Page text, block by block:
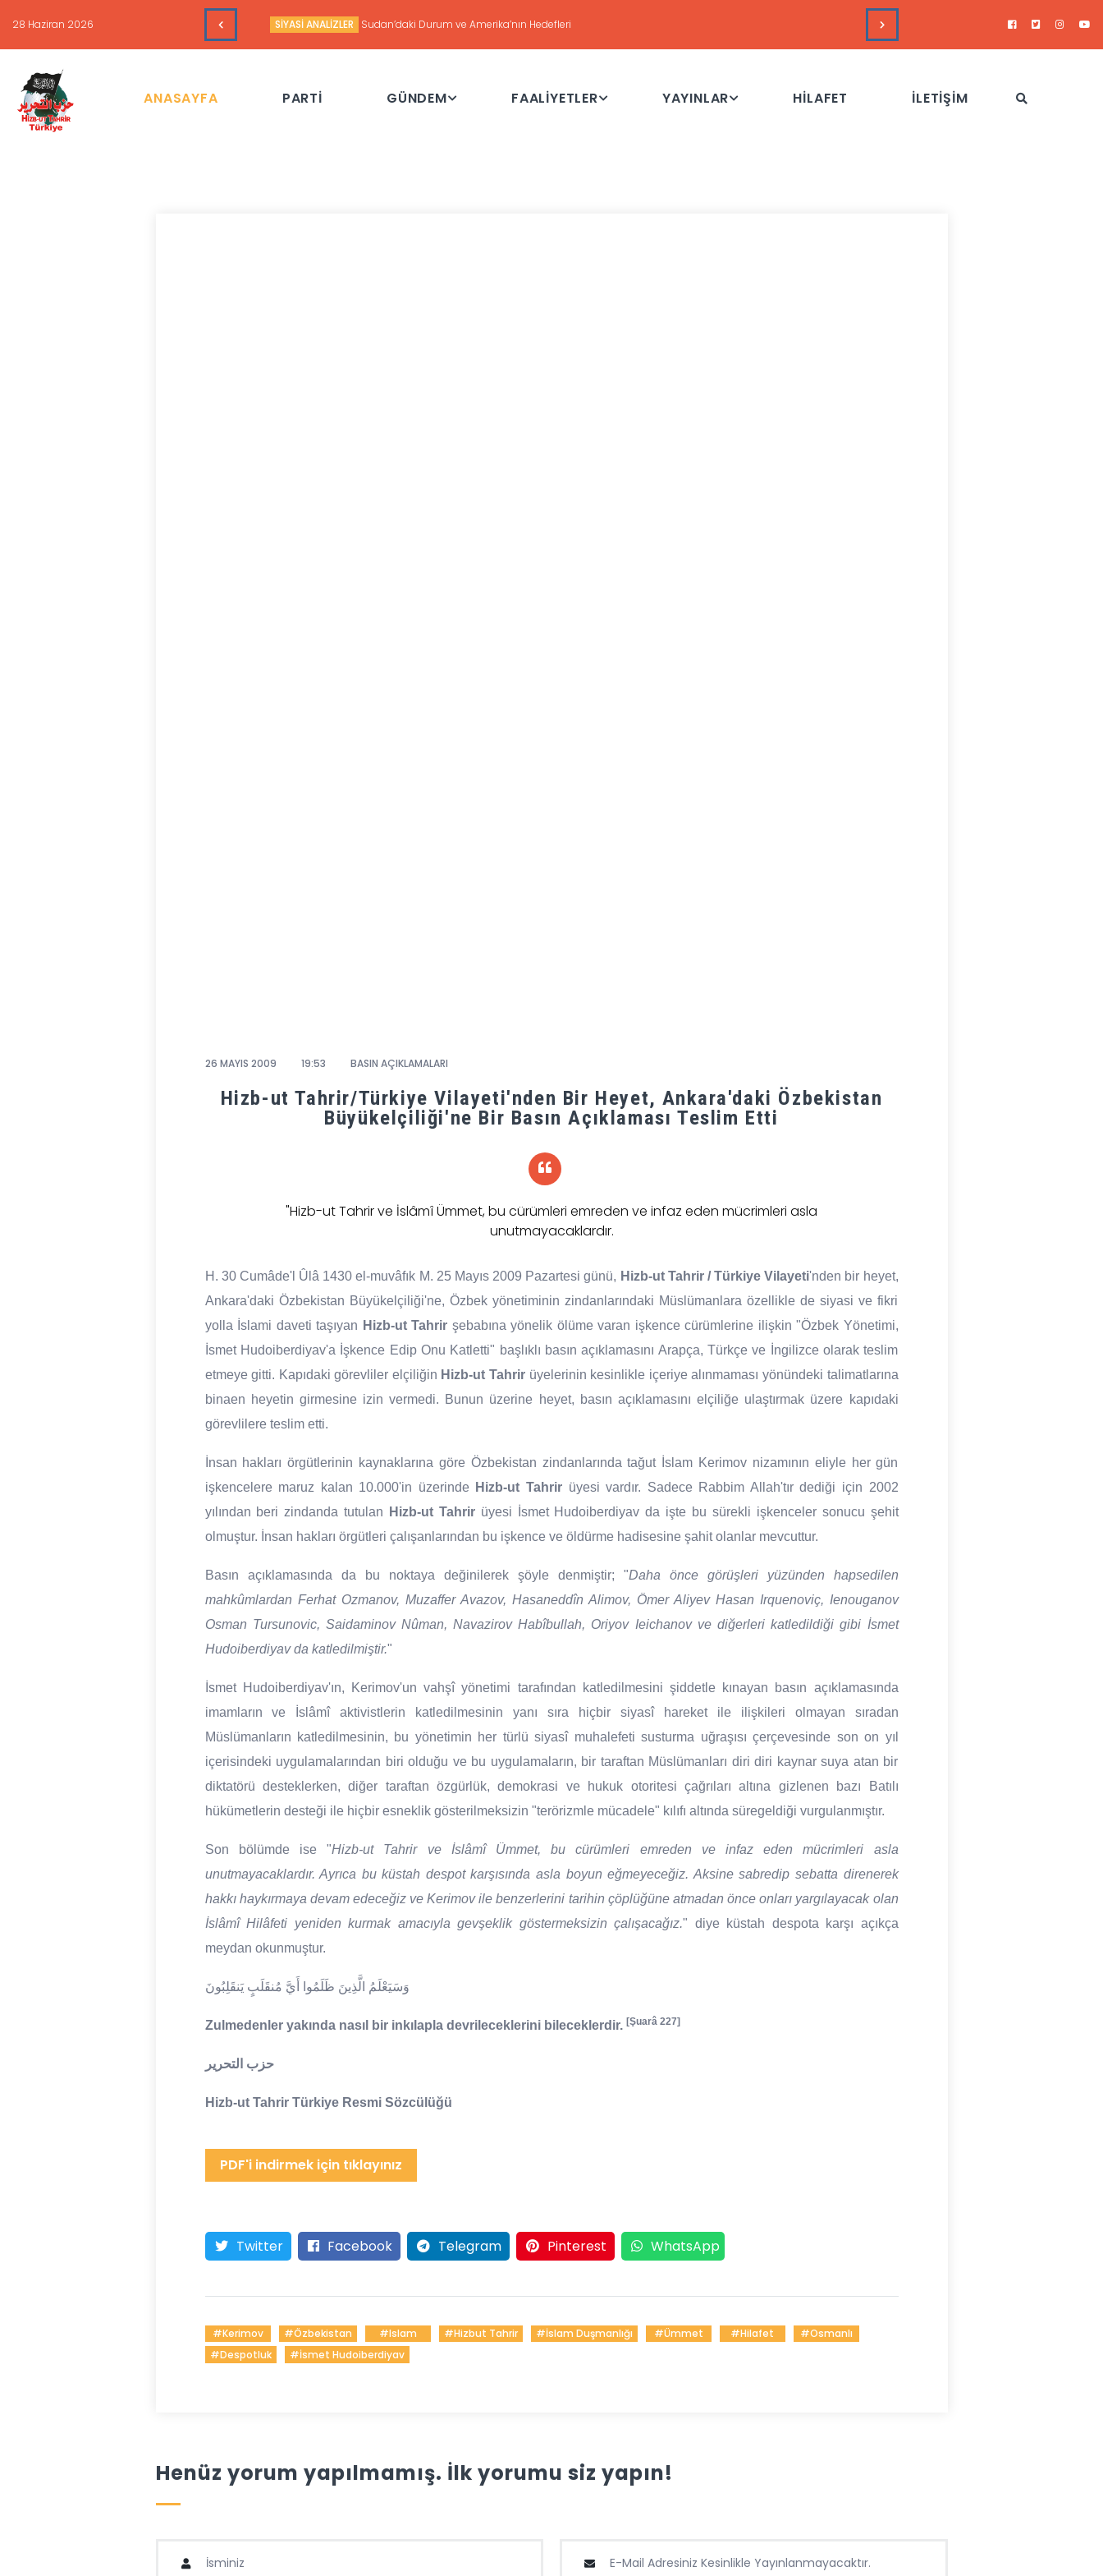
16 Haziran 2026 HAFTALIK GÜNDEM DEĞERLENDİRME Haftalık Değerlendirme Toplantısı - 21 Temmuz 2026 DUYURULAR
ANASAYFA PARTİ GÜNDEM FAALİYETLER YAYINLAR HİLAFET İLETİŞİM
26 MAYIS 2009 19:53 BASIN AÇIKLAMALARI
Hizb-ut Tahrir/Türkiye Vilayeti'nden Bir Heyet, Ankara'daki Özbekistan
Büyükelçiliği'ne Bir Basın Açıklaması Teslim Etti
"Hizb-ut Tahrir ve İslâmî Ümmet, bu cürümleri emreden ve infaz eden mücrimleri asla
unutmayacaklardır.
H. 30 Cumâde'l Ûlâ 1430 el-muvâfık M. 25 Mayıs 2009 Pazartesi günü, Hizb-ut Tahrir / Türkiye Vilayeti'nden bir heyet,
Ankara'daki Özbekistan Büyükelçiliği'ne, Özbek yönetiminin zindanlarındaki Müslümanlara özellikle de siyasi ve fikri
yolla İslami daveti taşıyan Hizb-ut Tahrir şebabına yönelik ölüme varan işkence cürümlerine ilişkin "Özbek Yönetimi,
İsmet Hudoiberdiyav'a İşkence Edip Onu Katletti" başlıklı basın açıklamasını Arapça, Türkçe ve İngilizce olarak teslim
etmeye gitti. Kapıdaki görevliler elçiliğin Hizb-ut Tahrir üyelerinin kesinlikle içeriye alınmaması yönündeki talimatlarına
binaen heyetin girmesine izin vermedi. Bunun üzerine heyet, basın açıklamasını elçiliğe ulaştırmak üzere kapıdaki
görevlilere teslim etti.
İnsan hakları örgütlerinin kaynaklarına göre Özbekistan zindanlarında tağut İslam Kerimov nizamının eliyle her gün
işkencelere maruz kalan 10.000'in üzerinde Hizb-ut Tahrirüyesi vardır. Sadece Rabbim Allah'tır dediği için 2002
yılından beri zindanda tutulan
Hizb-ut Tahrirüyesi İsmet Hudoiberdiyav da işte bu sürekli işkenceler sonucu şehit
olmuştur. İnsan hakları örgütleri çalışanlarından bu işkence ve öldürme hadisesine şahit olanlar mevcuttur.
Basın açıklamasında da bu noktaya değinilerek şöyle denmiştir; "Daha önce görüşleri yüzünden hapsedilen
mahkûmlardan Ferhat Ozmanov, Muzaffer Avazov, Hasaneddîn Alimov, Ömer Aliyev Hasan Irquenoviç, Ienouganov
Osman Tursunovic, Saidaminov Nûman, Navazirov Habîbullah, Oriyov Ieichanov ve diğerleri katledildiği gibi İsmet
Hudoiberdiyav da katledilmiştir."
İsmet Hudoiberdiyav'ın, Kerimov'un vahşî yönetimi tarafından katledilmesini şiddetle kınayan basın açıklamasında
imamların ve İslâmî aktivistlerin katledilmesinin yanı sıra hiçbir siyasî hareket ile ilişkileri olmayan sıradan
Müslümanların katledilmesinin, bu yönetimin her türlü siyasî muhalefeti susturma uğraşısı çerçevesinde son on yıl
içerisindeki uygulamalarından biri olduğu ve bu uygulamaların, bir taraftan Müslümanları diri diri kaynar suya atan bir
diktatörü desteklerken, diğer taraftan özgürlük, demokrasi ve hukuk otoritesi çağrıları altına gizlenen bazı Batılı
hükümetlerin desteği ile hiçbir esneklik gösterilmeksizin "terörizmle mücadele" kılıfı altında süregeldiği vurgulanmıştır.
Son bölümde ise "Hizb-ut Tahrir ve İslâmî Ümmet, bu cürümleri emreden ve infaz eden mücrimleri asla
unutmayacaklardır. Ayrıca bu küstah despot karşısında asla boyun eğmeyeceğiz. Aksine sabredip sebatta direnerek
hakkı haykırmaya devam edeceğiz ve Kerimov ile benzerlerini tarihin çöplüğüne atmadan önce onları yargılayacak olan
İslâmî Hilâfeti yeniden kurmak amacıyla gevşeklik göstermeksizin çalışacağız." diye küstah despota karşı açıkça
meydan okunmuştur.
وَسَيَعْلَمُ الَّذِينَ ظَلَمُوا أَيَّ مُنقَلَبٍ يَنقَلِبُونَ
Zulmedenler yakında nasıl bir inkılapla devrileceklerini bileceklerdir. [Şuarâ 227]
حزب التحرير
Hizb-ut Tahrir Türkiye Resmi Sözcülüğü
PDF'i indirmek için tıklayınız
Twitter Facebook Telegram Pinterest WhatsApp
#Kerimov #Özbekistan #islam #Hizbut Tahrir #İslam Duşmanlığı #ümmet #hilafet
#osmanlı
#despotluk
#İsmet Hudoiberdiyav
Henüz yorum yapılmamış. İlk yorumu siz yapın!